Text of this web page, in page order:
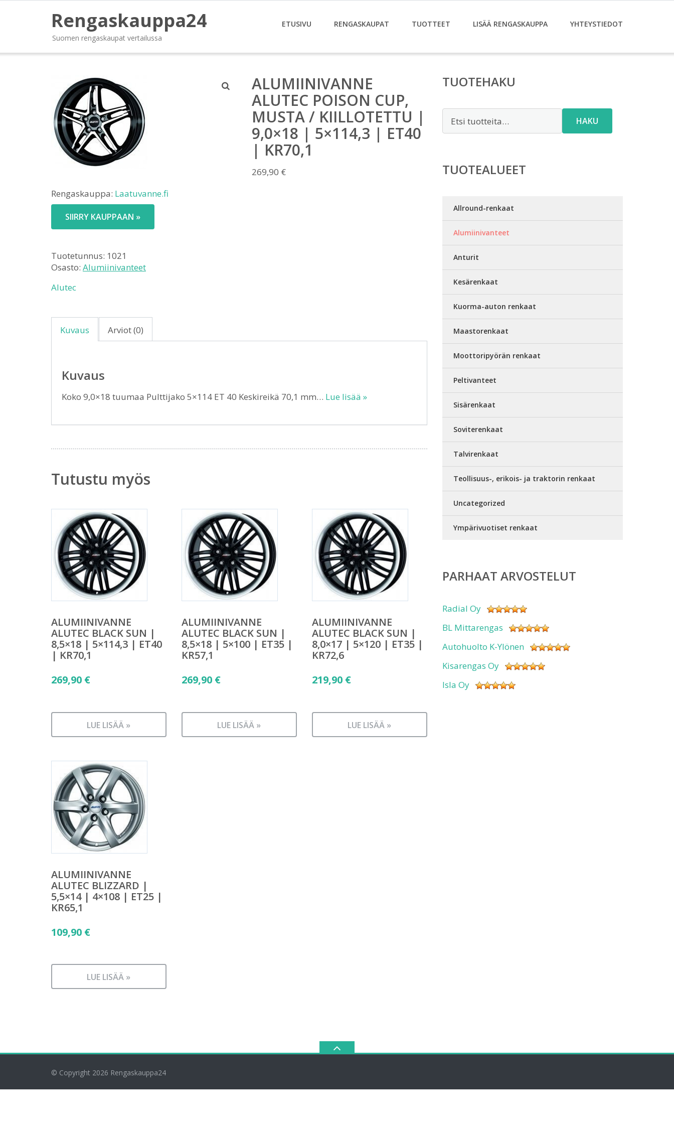
Rengaskauppa24
Suomen rengaskaupat vertailussa
ETUSIVU RENGASKAUPAT TUOTTEET LISÄÄ RENGASKAUPPA YHTEYSTIEDOT
ALUMIINIVANNE
ALUTEC POISON CUP,
MUSTA / KIILLOTETTU |
9,0×18 | 5×114,3 | ET40
| KR70,1
269,90 €
Rengaskauppa: Laatuvanne.fi
SIIRRY KAUPPAAN »
Tuotetunnus: 1021
Osasto: Alumiinivanteet
Alutec
Kuvaus Arviot (0)
Kuvaus
Koko 9,0×18 tuumaa Pulttijako 5×114 ET 40 Keskireikä 70,1 mm… Lue lisää »
Tutustu myös
ALUMIINIVANNE
ALUTEC BLACK SUN |
8,5×18 | 5×114,3 | ET40
| KR70,1
269,90 €
LUE LISÄÄ »
ALUMIINIVANNE
ALUTEC BLACK SUN |
8,5×18 | 5×100 | ET35 |
KR57,1
269,90 €
LUE LISÄÄ »
ALUMIINIVANNE
ALUTEC BLACK SUN |
8,0×17 | 5×120 | ET35 |
KR72,6
219,90 €
LUE LISÄÄ »
ALUMIINIVANNE
ALUTEC BLIZZARD |
5,5×14 | 4×108 | ET25 |
KR65,1
109,90 €
LUE LISÄÄ »
TUOTEHAKU
HAKU
TUOTEALUEET
Allround-renkaat
Alumiinivanteet
Anturit
Kesärenkaat
Kuorma-auton renkaat
Maastorenkaat
Moottoripyörän renkaat
Peltivanteet
Sisärenkaat
Soviterenkaat
Talvirenkaat
Teollisuus-, erikois- ja traktorin renkaat
Uncategorized
Ympärivuotiset renkaat
PARHAAT ARVOSTELUT
Radial Oy
BL Mittarengas
Autohuolto K-Ylönen
Kisarengas Oy
Isla Oy
© Copyright 2026 Rengaskauppa24